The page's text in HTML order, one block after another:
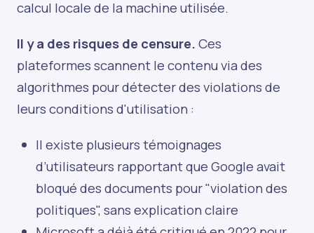
calcul locale de la machine utilisée.
Il y a des risques de censure.Ces
plateformes scannent le contenu via des
algorithmes pour détecter des violations de
leurs conditions d'utilisation :
Il existe plusieurs témoignages
d’utilisateurs rapportant que Google avait
bloqué des documents pour "violation des
politiques", sans explication claire